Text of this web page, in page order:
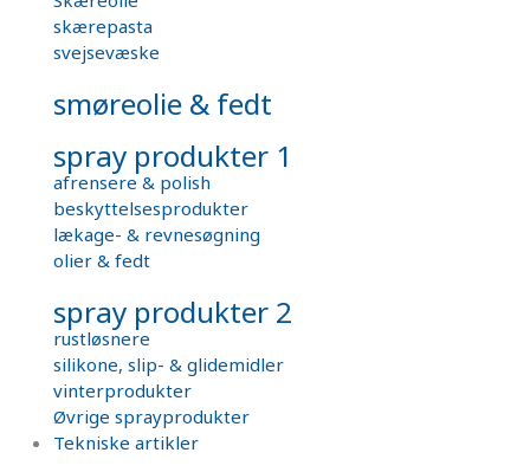
skærepasta
svejsevæske
smøreolie & fedt
spray produkter 1
afrensere & polish
beskyttelsesprodukter
lækage- & revnesøgning
olier & fedt
spray produkter 2
rustløsnere
silikone, slip- & glidemidler
vinterprodukter
Øvrige sprayprodukter
Tekniske artikler